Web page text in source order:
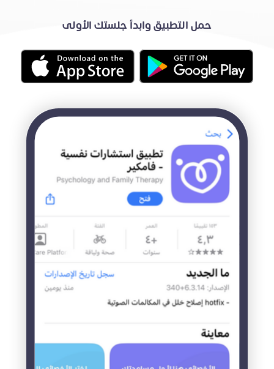
حمل التطبيق وابدأ جلستك الأولى